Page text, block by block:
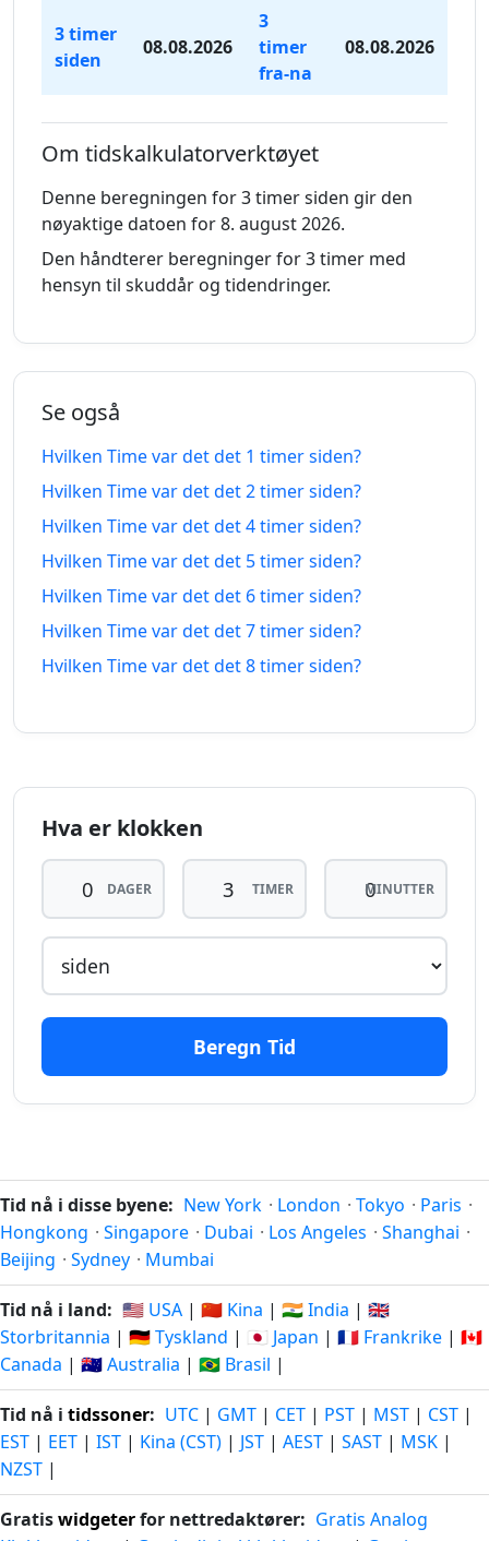
3 timer
siden
08.08.2026
3
timer
fra-na
08.08.2026
4 timer
siden
4 timer
fra-na
5 timer
siden
08.08.2026
5 timer
fra-na
08.08.2026
6 timer
siden
08.08.2026
6 timer
fra-na
7 timer
siden
7 timer
fra-na
8 timer
siden
fra-na
9 timer
siden
08.08.2026
9 timer
fra-na
09.08.2026
10
timer
siden
08.08.2026
10
timer
fra-na
09.08.2026
11
11
timer
siden
08.08.2026
timer
09.08.2026
13
timer
siden
08.08.2026
13
timer
fra-na
09.08.2026
14
timer
siden
08.08.2026
timer
fra-na
09.08.2026
timer
08.08.2026
timer
fra-na
09.08.2026
17
siden
fra-na
18
timer
siden
07.08.2026
18
timer
fra-na
09.08.2026
Om tidskalkulatorverktøyet
Denne beregningen for 3 timer siden gir den
nøyaktige datoen for 8. august 2026.
Den håndterer beregninger for 3 timer med
hensyn til skuddår og tidendringer.
Se også
Hvilken Time var det det 1 timer siden?
Hvilken Time var det det 2 timer siden?
Hvilken Time var det det 4 timer siden?
Hvilken Time var det det 5 timer siden?
Hvilken Time var det det 6 timer siden?
Hvilken Time var det det 7 timer siden?
Hvilken Time var det det 8 timer siden?
Hva er klokken
DAGER TIMER MINUTTER
Beregn Tid
Tid nå i disse byene: New York · London · Tokyo · Paris ·
Hongkong · Singapore · Dubai · Los Angeles · Shanghai ·
Beijing · Sydney · Mumbai
Tid nå i land: 🇺🇸 USA | 🇨🇳 Kina | 🇮🇳 India | 🇬🇧
Storbritannia | 🇩🇪 Tyskland | 🇯🇵 Japan | 🇫🇷 Frankrike | 🇨🇦
Canada | 🇦🇺 Australia | 🇧🇷 Brasil |
Tid nå i tidssoner: UTC | GMT | CET | PST | MST | CST |
EST | EET | IST | Kina (CST) | JST | AEST | SAST | MSK |
NZST |
Gratiswidgeterfor nettredaktører: Gratis Analog